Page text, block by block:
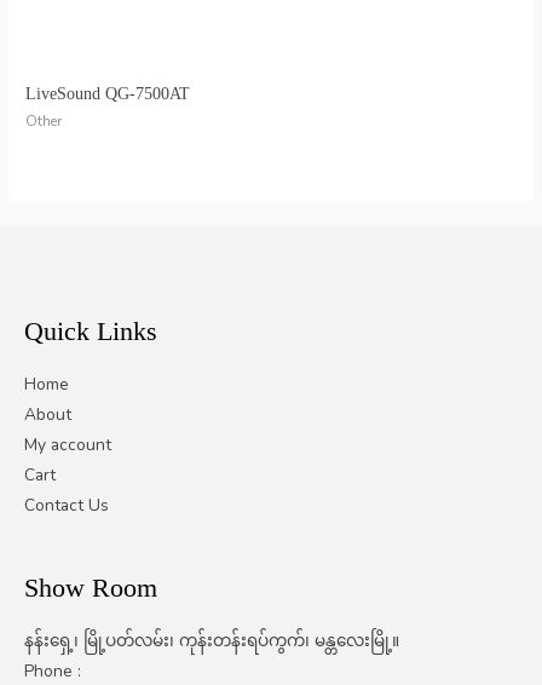
LiveSound QG-7500AT
Other
Quick Links
Home
About
My account
Cart
Contact Us
Show Room
နန်းရှေ့၊ မြို့ပတ်လမ်း၊ ကုန်းတန်းရပ်ကွက်၊ မန္တလေးမြို့။
Phone :